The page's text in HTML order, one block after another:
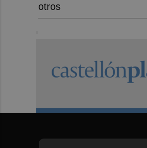
otros